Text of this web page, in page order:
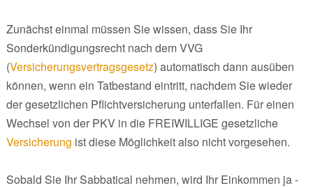
Zunächst einmal müssen Sie wissen, dass Sie Ihr
Sonderkündigungsrecht nach dem VVG
(Versicherungsvertragsgesetz) automatisch dann ausüben
können, wenn ein Tatbestand eintritt, nachdem Sie wieder
der gesetzlichen Pflichtversicherung unterfallen. Für einen
Wechsel von der PKV in die FREIWILLIGE gesetzliche
Versicherung ist diese Möglichkeit also nicht vorgesehen.
Sobald Sie Ihr Sabbatical nehmen, wird Ihr Einkommen ja -